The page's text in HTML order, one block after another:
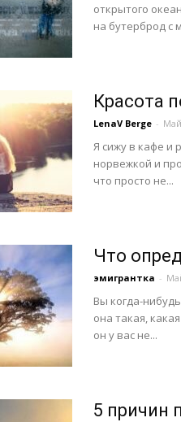
открытого
на бутерброд с
Красота
LenaV Berge -
Я сижу в кафе и
норвежкой и
что просто не...
Что
эмигрантка -
Вы когда-
она такая,
он у вас не...
5 причин